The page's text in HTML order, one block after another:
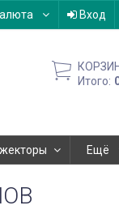
Вход
Итого:
Ещё